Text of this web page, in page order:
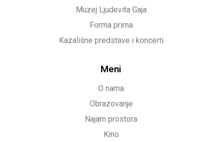
Muzej Ljudevita Gaja
Forma prima
Kazališne predstave i koncerti
Meni
O nama
Obrazovanje
Najam prostora
Kino